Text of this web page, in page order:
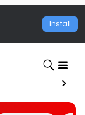
Install